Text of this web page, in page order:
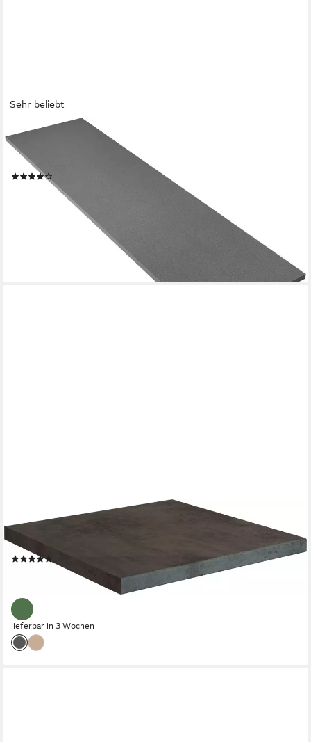
Sehr beliebt
KOCHSTATION
Arbeitsplatte KS-Universal, Stärke 28 mm, verschiedene Breiten
und Farben
ab 33,99 €
KOCHSTATION
Arbeitsplatte KS-Universal, Stärke 38 mm, verschiedene Breiten,
CPL-Beschichtung
UVP 79,00 €
lieferbar in 3 Wochen